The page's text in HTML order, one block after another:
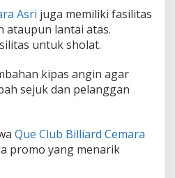
Asri juga memiliki fasilitas
ataupun lantai atas.
untuk sholat.
kipas angin agar
sejuk dan pelanggan
Que Club Billiard Cemara
promo yang menarik